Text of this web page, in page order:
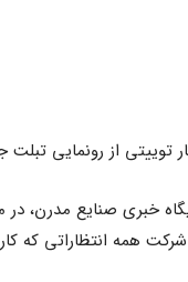
از رونمایی تبلت جدید خود در
خبری صنایع مدرن،
همه انتظاراتی که